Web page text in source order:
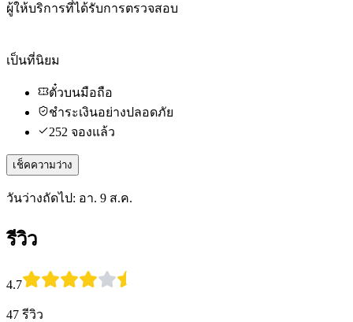
ผู้ให้บริการที่ได้รับการตรวจสอบ
เป็นที่นิยม
ตั๋วบนมือถือ
ชำระเงินอย่างปลอดภัย
252 จองแล้ว
เช็คความว่าง
วันว่างถัดไป: อา. 9 ส.ค.
รีวิว
4.7
47 รีวิว